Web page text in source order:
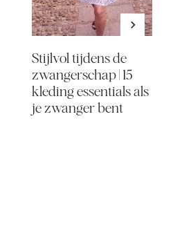
Stijlvol tijdens de
zwangerschap | 15
kleding essentials als
je zwanger bent